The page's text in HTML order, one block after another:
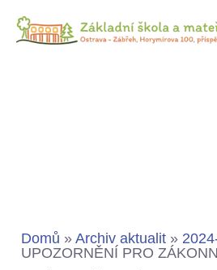
Domů » Archiv aktualit »
UPOZORNĚNÍ PRO